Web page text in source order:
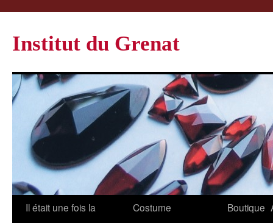
Institut du Grenat
Il était une fois la
Costume
Boutique